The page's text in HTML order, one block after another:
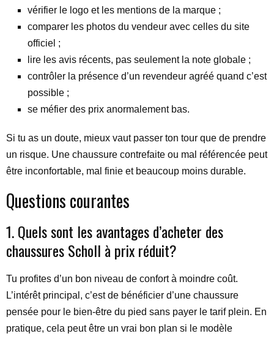
vérifier le logo et les mentions de la marque ;
comparer les photos du vendeur avec celles du site
officiel ;
lire les avis récents, pas seulement la note globale ;
contrôler la présence d’un revendeur agréé quand c’est
possible ;
se méfier des prix anormalement bas.
Si tu as un doute, mieux vaut passer ton tour que de prendre
un risque. Une chaussure contrefaite ou mal référencée peut
être inconfortable, mal finie et beaucoup moins durable.
Questions courantes
1. Quels sont les avantages d’acheter des
chaussures Scholl à prix réduit?
Tu profites d’un bon niveau de confort à moindre coût.
L’intérêt principal, c’est de bénéficier d’une chaussure
pensée pour le bien-être du pied sans payer le tarif plein. En
pratique, cela peut être un vrai bon plan si le modèle